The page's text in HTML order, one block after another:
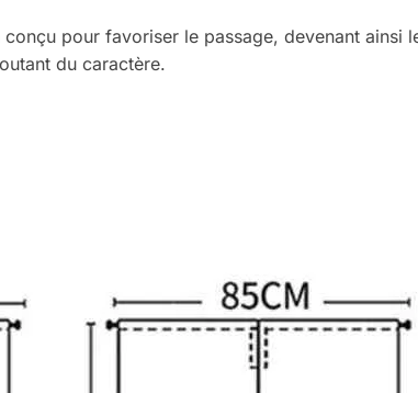
pour favoriser le passage, devenant ainsi
du caractère.